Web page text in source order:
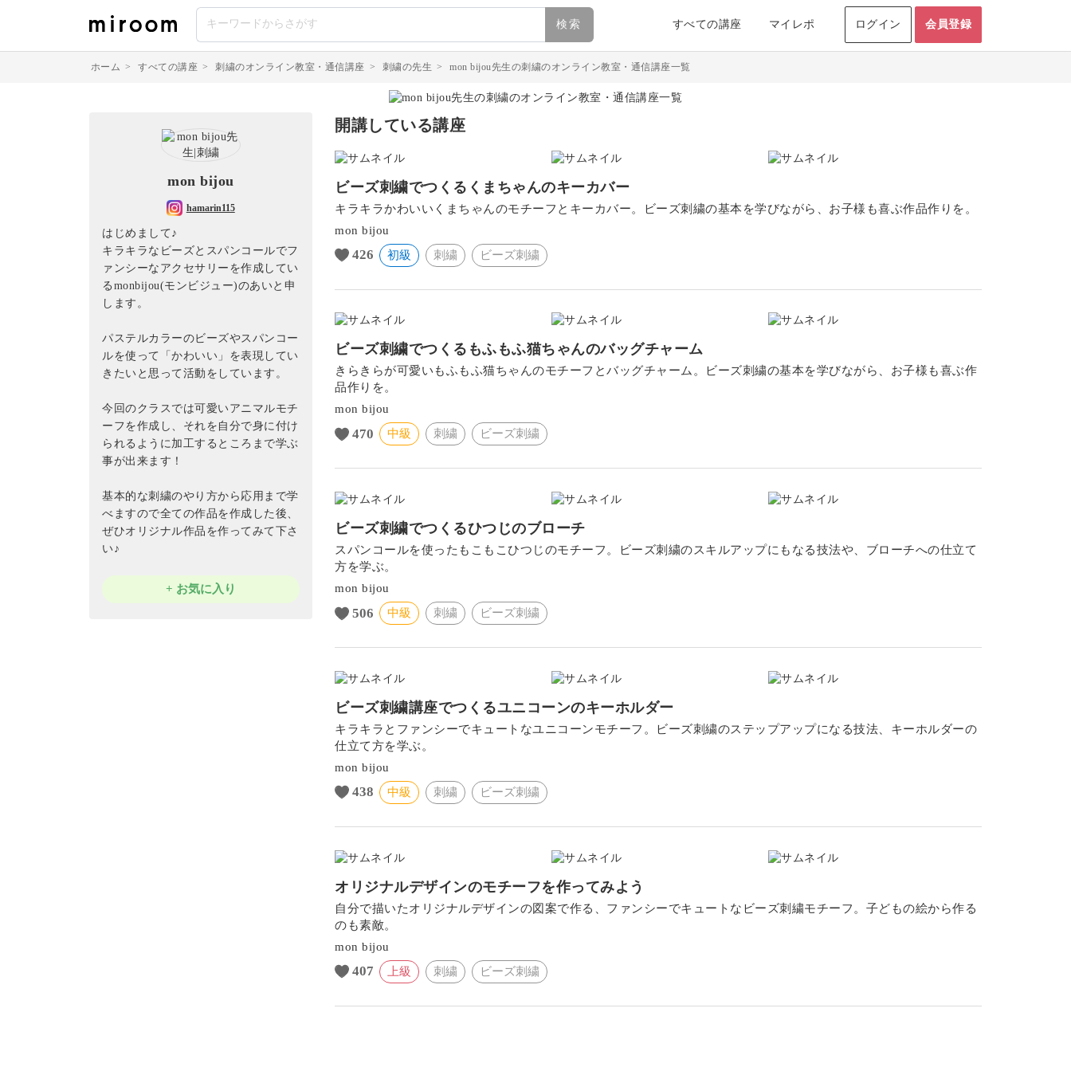
検索 すべての講座 マイレポ ログイン 会員登録
ホーム > すべての講座 > 刺繍のオンライン教室・通信講座 > 刺繍の先生 > mon bijou先生の刺繍のオンライン教室・通信講座一覧
mon bijou
hamarin115
はじめまして♪
キラキラなビーズとスパンコールでフ
ァンシーなアクセサリーを作成してい
るmonbijou(モンビジュー)のあいと申
します。
パステルカラーのビーズやスパンコー
ルを使って「かわいい」を表現してい
きたいと思って活動をしています。
今回のクラスでは可愛いアニマルモチ
ーフを作成し、それを自分で身に付け
られるように加工するところまで学ぶ
事が出来ます！
基本的な刺繍のやり方から応用まで学
べますので全ての作品を作成した後、
ぜひオリジナル作品を作ってみて下さ
い♪
+ お気に入り
開講している講座
ビーズ刺繍でつくるくまちゃんのキーカバー
キラキラかわいいくまちゃんのモチーフとキーカバー。ビーズ刺繍の基本を学びながら、お子様も喜ぶ作品作りを。
mon bijou
426 初級 刺繍 ビーズ刺繍
ビーズ刺繍でつくるもふもふ猫ちゃんのバッグチャーム
きらきらが可愛いもふもふ猫ちゃんのモチーフとバッグチャーム。ビーズ刺繍の基本を学びながら、お子様も喜ぶ作
品作りを。
mon bijou
470 中級 刺繍 ビーズ刺繍
ビーズ刺繍でつくるひつじのブローチ
スパンコールを使ったもこもこひつじのモチーフ。ビーズ刺繍のスキルアップにもなる技法や、ブローチへの仕立て
方を学ぶ。
mon bijou
506 中級 刺繍 ビーズ刺繍
ビーズ刺繍講座でつくるユニコーンのキーホルダー
キラキラとファンシーでキュートなユニコーンモチーフ。ビーズ刺繍のステップアップになる技法、キーホルダーの
仕立て方を学ぶ。
mon bijou
438 中級 刺繍 ビーズ刺繍
オリジナルデザインのモチーフを作ってみよう
自分で描いたオリジナルデザインの図案で作る、ファンシーでキュートなビーズ刺繍モチーフ。子どもの絵から作る
のも素敵。
mon bijou
407 上級 刺繍 ビーズ刺繍